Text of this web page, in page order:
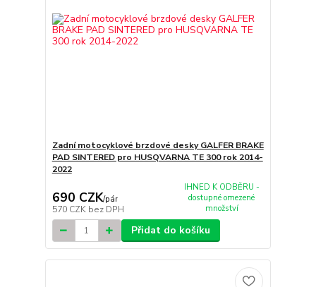
Zadní motocyklové brzdové desky GALFER BRAKE
PAD SINTERED pro HUSQVARNA TE 300 rok 2014-
2022
690 CZK/pár
570 CZK bez DPH
IHNED K ODBĚRU -
dostupné omezené
množství
Přidat do košíku